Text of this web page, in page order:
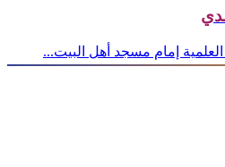
إمام مسجد أهل البيت...